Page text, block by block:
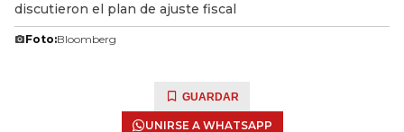
discutieron el plan de ajuste fiscal
Foto:Bloomberg
GUARDAR
UNIRSE A WHATSAPP